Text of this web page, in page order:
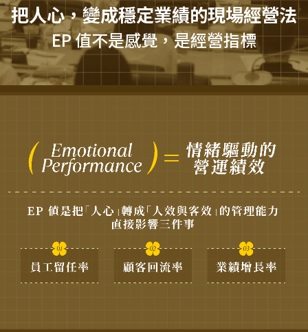
把人心，變成穩定業績的現場經營法
EP 值不是感覺，是經營指標